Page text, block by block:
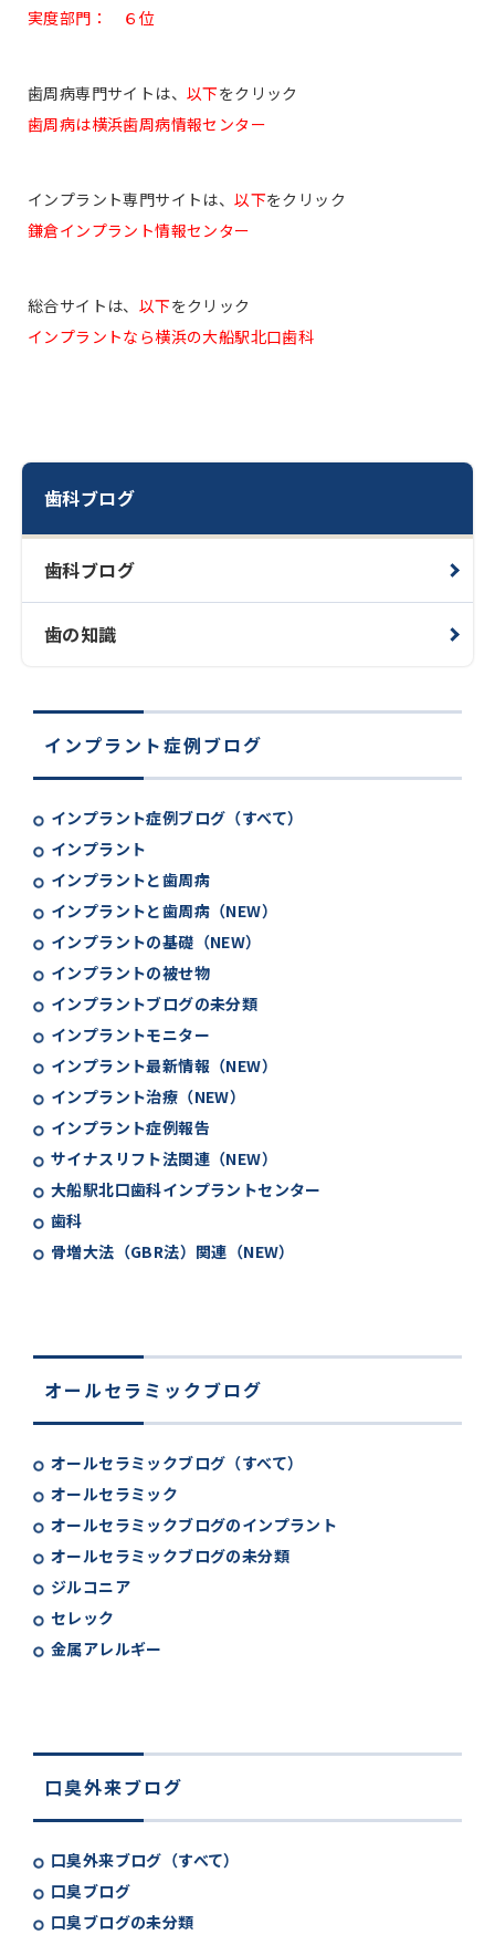
歯科ブログ
歯科ブログ
歯の知識
インプラント症例ブログ
インプラント症例ブログ（すべて）
インプラント
インプラントと歯周病
インプラントと歯周病（NEW）
インプラントの基礎（NEW）
インプラントの被せ物
インプラントブログの未分類
インプラントモニター
インプラント最新情報（NEW）
インプラント治療（NEW）
インプラント症例報告
サイナスリフト法関連（NEW）
大船駅北口歯科インプラントセンター
歯科
骨増大法（GBR法）関連（NEW）
オールセラミックブログ
オールセラミックブログ（すべて）
オールセラミック
オールセラミックブログのインプラント
オールセラミックブログの未分類
ジルコニア
セレック
金属アレルギー
口臭外来ブログ
口臭外来ブログ（すべて）
口臭ブログ
口臭ブログの未分類
実度部門： ６位
歯周病専門サイトは、 以下をクリック
歯周病は横浜歯周病情報センター
インプラント専門サイトは、以下をクリック
鎌倉インプラント情報センター
総合サイトは、 以下をクリック
インプラントなら横浜の大船駅北口歯科